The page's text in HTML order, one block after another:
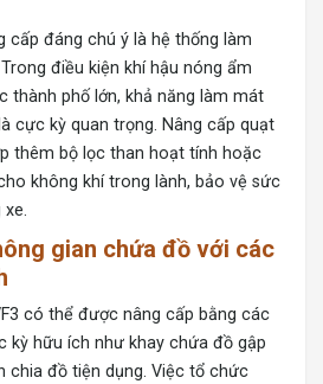
cấp đáng chú ý là hệ thống làm
điều kiện khí hậu nóng ẩm
thành phố lớn, khả năng làm mát
cực kỳ quan trọng. Nâng cấp quạt
thêm bộ lọc than hoạt tính hoặc
không khí trong lành, bảo vệ sức
xe.
gian chứa đồ với các
có thể được nâng cấp bằng các
kỳ hữu ích như khay chứa đồ gập
chia đồ tiện dụng. Việc tổ chức